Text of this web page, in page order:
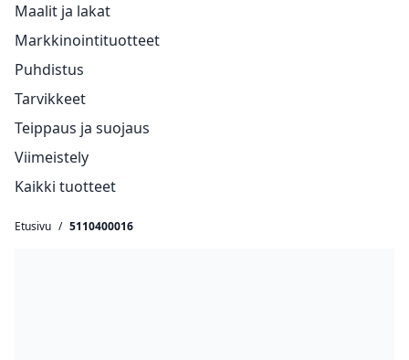
Maalit ja lakat
Markkinointituotteet
Puhdistus
Tarvikkeet
Teippaus ja suojaus
Viimeistely
Kaikki tuotteet
Etusivu / 5110400016